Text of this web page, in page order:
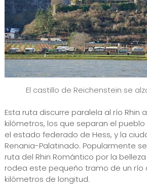
El castillo de Reichenstein se
Esta ruta discurre paralela al río Rhin
kilómetros, los que separan el
el estado federado de Hess, y la
Renania-Palatinado. Popularmente
ruta del Rhin Romántico por la
rodea este pequeño tramo de un río
kilómetros de longitud.